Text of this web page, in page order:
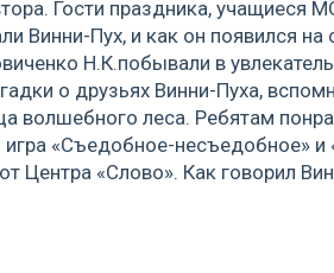
Гости праздника,
Пух, и как он появился
Н.К.побывали в
о друзьях Винни-Пуха,
волшебного леса. Ребятам
«Съедобное-несъедобное»
«Слово». Как говорил